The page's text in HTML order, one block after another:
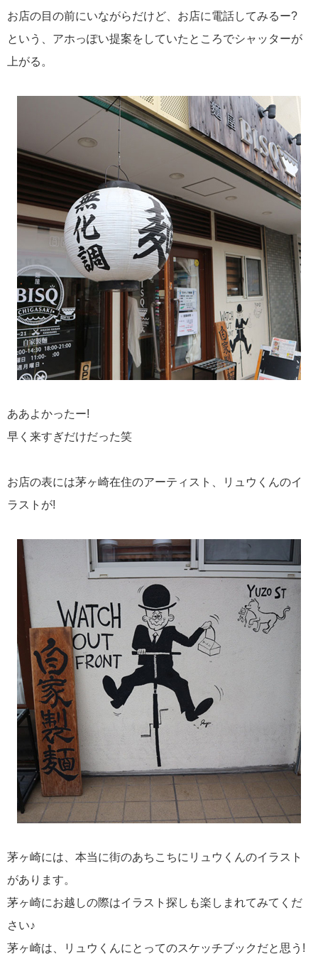
お店の目の前にいながらだけど、お店に電話してみるー?
という、アホっぽい提案をしていたところでシャッターが
上がる。
ああよかったー!
早く来すぎだけだった笑
お店の表には茅ヶ崎在住のアーティスト、リュウくんのイ
ラストが!
茅ヶ崎には、本当に街のあちこちにリュウくんのイラスト
があります。
茅ヶ崎にお越しの際はイラスト探しも楽しまれてみてくだ
さい♪
茅ヶ崎は、リュウくんにとってのスケッチブックだと思う!